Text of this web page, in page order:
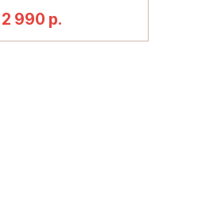
2 990 р.